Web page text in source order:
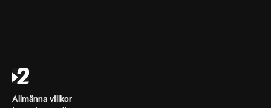
Allmänna villkor